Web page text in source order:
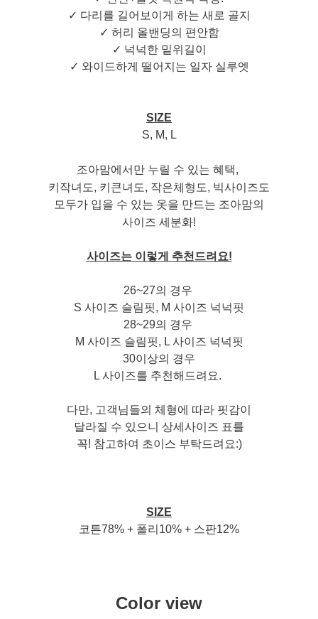
✓ 다리를 길어보이게 하는 새로 골지
✓ 허리 올밴딩의 편안함
✓ 넉넉한 밑위길이
✓ 와이드하게 떨어지는 일자 실루엣
SIZE
S, M, L
조아맘에서만 누릴 수 있는 혜택,
키작녀도, 키큰녀도, 작은체형도, 빅사이즈도
모두가 입을 수 있는 옷을 만드는 조아맘의
사이즈 세분화!
사이즈는 이렇게 추천드려요!
26~27의 경우
S 사이즈 슬림핏, M 사이즈 넉넉핏
28~29의 경우
M 사이즈 슬림핏, L 사이즈 넉넉핏
30이상의 경우
L 사이즈를 추천해드려요.
다만, 고객님들의 체형에 따라 핏감이
달라질 수 있으니 상세사이즈 표를
꼭! 참고하여 초이스 부탁드려요:)
SIZE
코튼78% + 폴리10% + 스판12%
Color view